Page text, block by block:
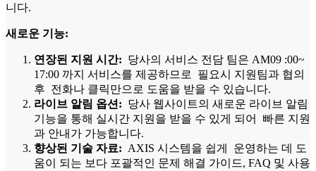
니다.
새로운 기능:
연장된 지원 시간: 당사의 서비스 전담 팀은 AM09 :00~
17:00 까지 서비스를 제공하므로 필요시 지원팀과 협의
후 전화나 클릭만으로 도움을 받을 수 있습니다.
라이브 알림 옵션: 당사 웹사이트의 새로운 라이브 알림
기능을 통해 실시간 지원을 받을 수 있게 되어 빠른 지원
과 안내가 가능합니다.
향상된 기술 자료: AXIS 시스템을 쉽게 운영하는 데 도
움이 되는 보다 포괄적인 문제 해결 가이드, FAQ 및 사용